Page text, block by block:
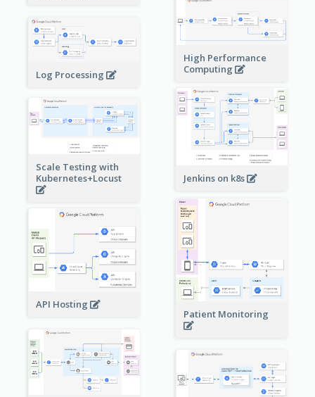
High Performance
Computing
Log Processing
Jenkins on k8s
Scale Testing with
Kubernetes+Locust
Patient Monitoring
API Hosting